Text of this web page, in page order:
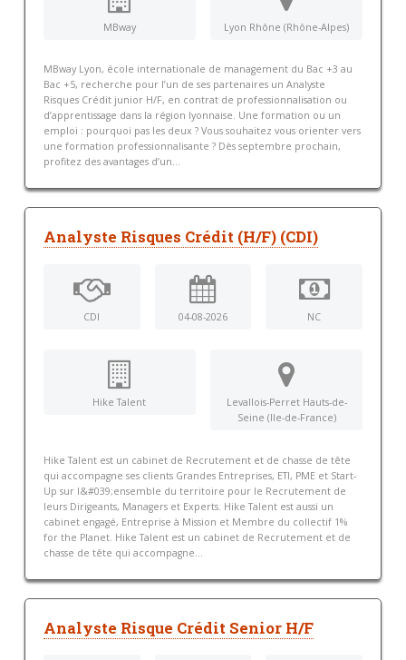
MBway Lyon Rhône (Rhône-Alpes)
MBway Lyon, école internationale de management du Bac +3 au
Bac +5, recherche pour l’un de ses partenaires un Analyste
Risques Crédit junior H/F, en contrat de professionnalisation ou
d’apprentissage dans la région lyonnaise. Une formation ou un
emploi : pourquoi pas les deux ? Vous souhaitez vous orienter vers
une formation professionnalisante ? Dès septembre prochain,
profitez des avantages d’un...
Analyste Risques Crédit (H/F) (CDI)
CDI 04-08-2026 NC
Hike Talent
Levallois-Perret Hauts-de-
Seine (Ile-de-France)
Hike Talent est un cabinet de Recrutement et de chasse de tête
qui accompagne ses clients Grandes Entreprises, ETI, PME et Start-
Up sur l&#039;ensemble du territoire pour le Recrutement de
leurs Dirigeants, Managers et Experts. Hike Talent est aussi un
cabinet engagé, Entreprise à Mission et Membre du collectif 1%
for the Planet. Hike Talent est un cabinet de Recrutement et de
chasse de tête qui accompagne...
Analyste Risque Crédit Senior H/F